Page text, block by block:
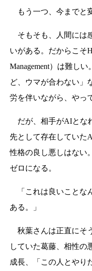
もう一つ、今までと
そもそも、人間には
いがある。だからこそ
Management）は難し
ど、ウマが合わない」
労を伴いながら、やっ
だが、相手がAIとな
先として存在していたA
性格の良し悪しはない
ゼロになる。
「これは良いことな
ある。」
秋葉さんは正直にそ
していた葛藤、相性の
成長、「この人とやり